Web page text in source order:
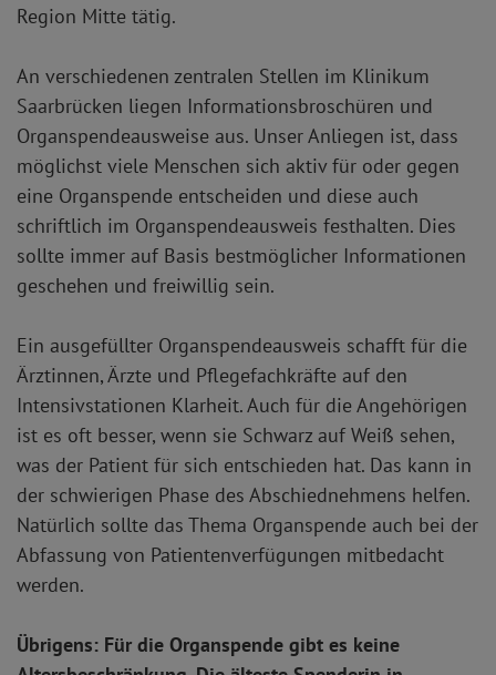
Region Mitte tätig.
An verschiedenen zentralen Stellen im Klinikum
Saarbrücken liegen Informationsbroschüren und
Organspendeausweise aus. Unser Anliegen ist, dass
möglichst viele Menschen sich aktiv für oder gegen
eine Organspende entscheiden und diese auch
schriftlich im Organspendeausweis festhalten. Dies
sollte immer auf Basis bestmöglicher Informationen
geschehen und freiwillig sein.
Ein ausgefüllter Organspendeausweis schafft für die
Ärztinnen, Ärzte und Pflegefachkräfte auf den
Intensivstationen Klarheit. Auch für die Angehörigen
ist es oft besser, wenn sie Schwarz auf Weiß sehen,
was der Patient für sich entschieden hat. Das kann in
der schwierigen Phase des Abschiednehmens helfen.
Natürlich sollte das Thema Organspende auch bei der
Abfassung von Patientenverfügungen mitbedacht
werden.
Übrigens: Für die Organspende gibt es keine